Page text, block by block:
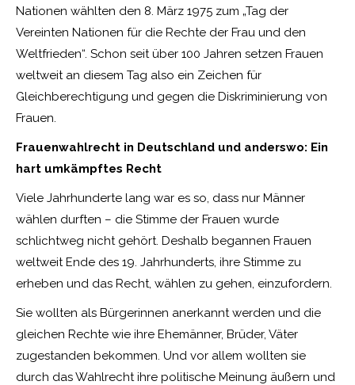
Nationen wählten den 8. März 1975 zum „Tag der
Vereinten Nationen für die Rechte der Frau und den
Weltfrieden“. Schon seit über 100 Jahren setzen Frauen
weltweit an diesem Tag also ein Zeichen für
Gleichberechtigung und gegen die Diskriminierung von
Frauen.
Frauenwahlrecht in Deutschland und anderswo: Ein
hart umkämpftes Recht
Viele Jahrhunderte lang war es so, dass nur Männer
wählen durften – die Stimme der Frauen wurde
schlichtweg nicht gehört. Deshalb begannen Frauen
weltweit Ende des 19. Jahrhunderts, ihre Stimme zu
erheben und das Recht, wählen zu gehen, einzufordern.
Sie wollten als Bürgerinnen anerkannt werden und die
gleichen Rechte wie ihre Ehemänner, Brüder, Väter
zugestanden bekommen. Und vor allem wollten sie
durch das Wahlrecht ihre politische Meinung äußern und